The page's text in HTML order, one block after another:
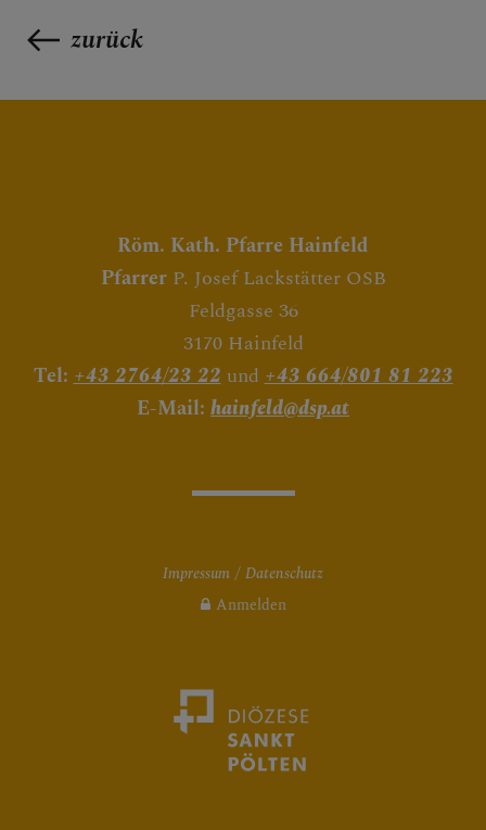
zurück
Röm. Kath. Pfarre Hainfeld
Pfarrer P. Josef Lackstätter OSB
Feldgasse 36
3170 Hainfeld
Tel: +43 2764/23 22und+43 664/801 81 223
E-Mail: hainfeld@dsp.at
Impressum
Datenschutz
Anmelden